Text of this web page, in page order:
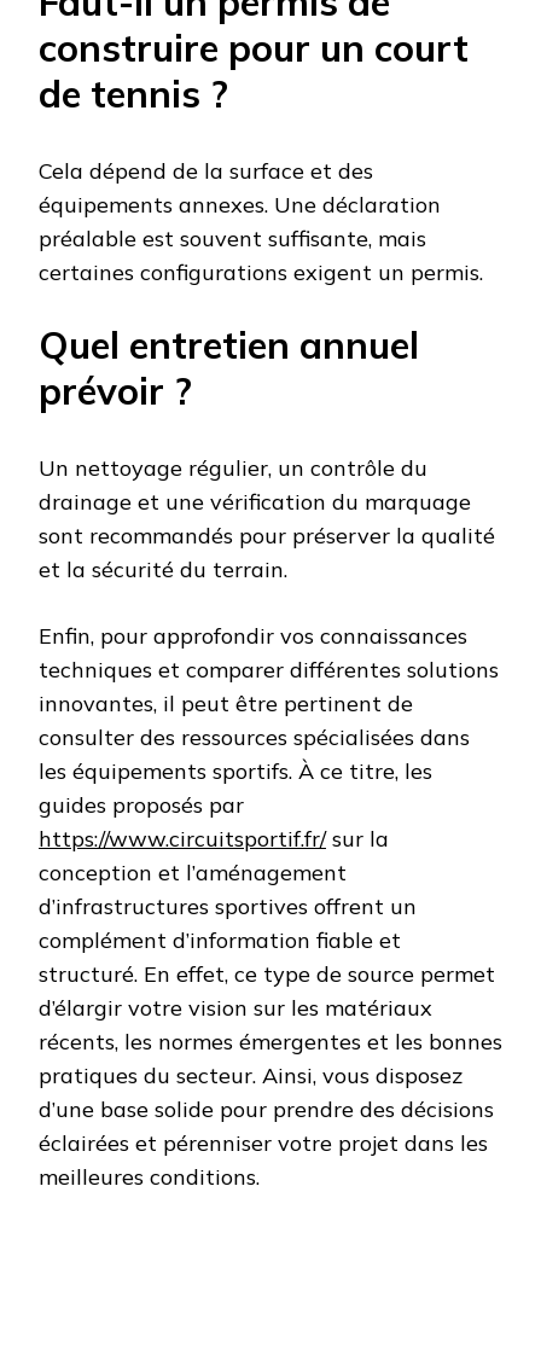
construire pour un court
de tennis ?
Cela dépend de la surface et des
équipements annexes. Une déclaration
préalable est souvent suffisante, mais
certaines configurations exigent un permis.
Quel entretien annuel
prévoir ?
Un nettoyage régulier, un contrôle du
drainage et une vérification du marquage
sont recommandés pour préserver la qualité
et la sécurité du terrain.
Enfin, pour approfondir vos connaissances
techniques et comparer différentes solutions
innovantes, il peut être pertinent de
consulter des ressources spécialisées dans
les équipements sportifs. À ce titre, les
guides proposés par
https://www.circuitsportif.fr/sur la
conception et l’aménagement
d’infrastructures sportives offrent un
complément d’information fiable et
structuré. En effet, ce type de source permet
d’élargir votre vision sur les matériaux
récents, les normes émergentes et les bonnes
pratiques du secteur. Ainsi, vous disposez
d’une base solide pour prendre des décisions
éclairées et pérenniser votre projet dans les
meilleures conditions.